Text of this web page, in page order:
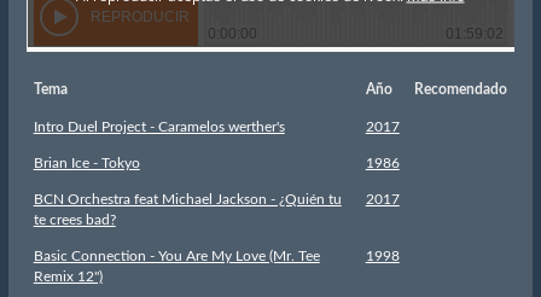
Tema Año Recomendado
Intro Duel Project - Caramelos werther's 2017
Brian Ice - Tokyo 1986
BCN Orchestra feat Michael Jackson - ¿Quién tu
te crees bad?
2017
Basic Connection - You Are My Love (Mr. Tee
Remix 12")
1998